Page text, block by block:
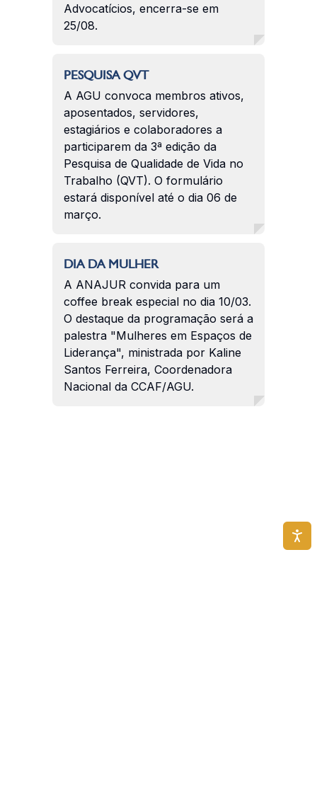
Advocatícios, encerra-se em
25/08.
PESQUISA QVT
A AGU convoca membros ativos,
aposentados, servidores,
estagiários e colaboradores a
participarem da 3ª edição da
Pesquisa de Qualidade de Vida no
Trabalho (QVT). O formulário
estará disponível até o dia 06 de
março.
DIA DA MULHER
A ANAJUR convida para um
coffee break especial no dia 10/03.
O destaque da programação será a
palestra "Mulheres em Espaços de
Liderança", ministrada por Kaline
Santos Ferreira, Coordenadora
Nacional da CCAF/AGU.